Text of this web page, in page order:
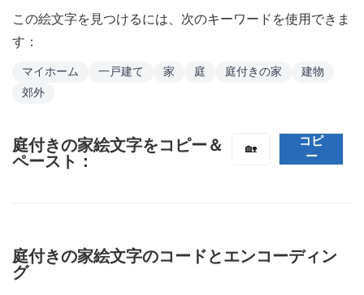
この絵文字を見つけるには、次のキーワードを使用できま
す：
マイホーム 一戸建て 家 庭 庭付きの家
建物
郊外
庭付きの家絵文字をコピー＆
ペースト：
🏡
コピ
ー
庭付きの家絵文字のコードとエンコーディン
グ